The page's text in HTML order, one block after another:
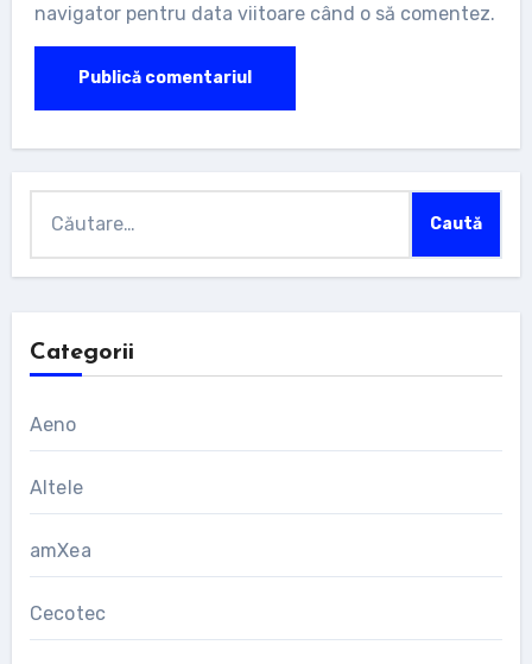
navigator pentru data viitoare când o să comentez.
după:
Categorii
Aeno
Altele
amXea
Cecotec